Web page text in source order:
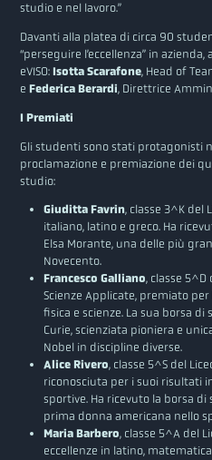
studio e nel lavoro.”
Davanti alla platea di circa 90
“perseguire l’eccellenza” in
eVISO:Isotta Scarafone, Head of
eFederica Berardi, Direttrice
I Premiati
Gli studenti sono stati protagonisti
proclamazione e premiazione dei
studio:
Giuditta Favrin, classe 3^K del
italiano, latino e greco. Ha
Elsa Morante, una delle più
Novecento.
Francesco Galliano, classe 5^D
Scienze Applicate, premiato
fisica e scienze. La sua borsa
Curie, scienziata pioniera e
Nobel in discipline diverse.
Alice Rivero, classe 5^S del
riconosciuta per i suoi risultati
sportive. Ha ricevuto la borsa
prima donna americana nello
Maria Barbero, classe 5^A del
eccellenze in latino,